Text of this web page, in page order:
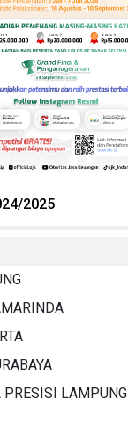
2025
PRESISI LAMPUNG